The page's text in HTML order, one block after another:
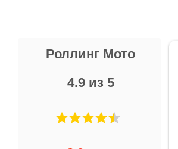
Роллинг Мото
4.9 из 5
Не понравились условия
и дают только на год)